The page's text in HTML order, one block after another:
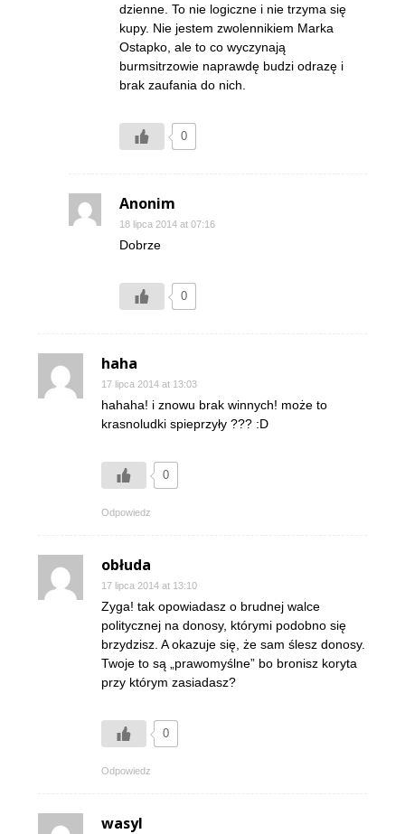
dzienne. To nie logiczne i nie trzyma się
kupy. Nie jestem zwolennikiem Marka
Ostapko, ale to co wyczynają
burmsitrzowie naprawdę budzi odrazę i
brak zaufania do nich.
0
Anonim
18 lipca 2014 at 07:16
Dobrze
0
haha
17 lipca 2014 at 13:03
hahaha! i znowu brak winnych! może to
krasnoludki spieprzyły ??? :D
0
Odpowiedz
obłuda
17 lipca 2014 at 13:10
Zyga! tak opowiadasz o brudnej walce
politycznej na donosy, którymi podobno się
brzydzisz. A okazuje się, że sam ślesz donosy.
Twoje to są „prawomyślne” bo bronisz koryta
przy którym zasiadasz?
0
Odpowiedz
wasyl